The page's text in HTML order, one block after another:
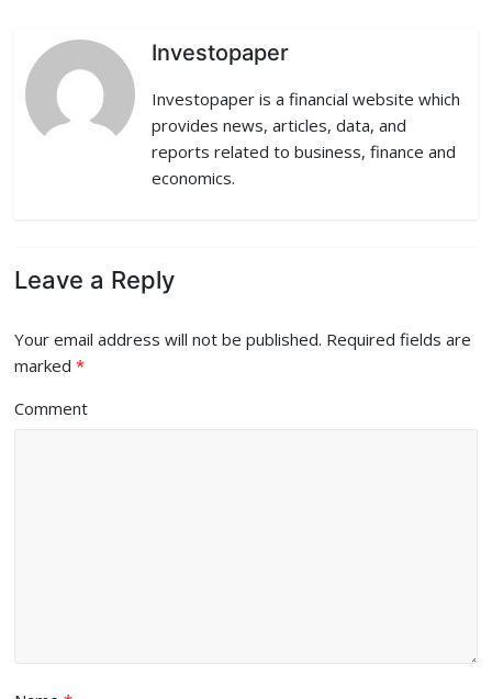
Investopaper
Investopaper is a financial website which
provides news, articles, data, and
reports related to business, finance and
economics.
Leave a Reply
Your email address will not be published. Required fields are
marked*
Comment